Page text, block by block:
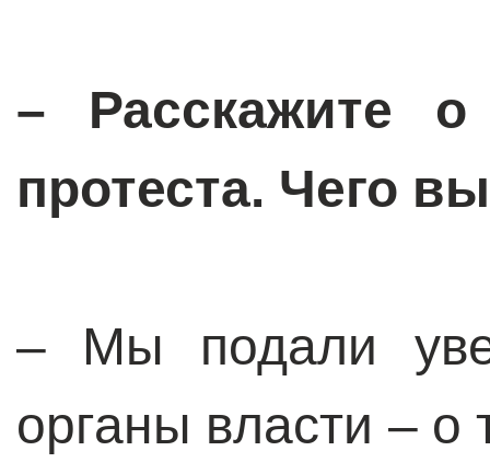
– Расскажите о
протеста. Чего
– Мы подали
органы власти – о